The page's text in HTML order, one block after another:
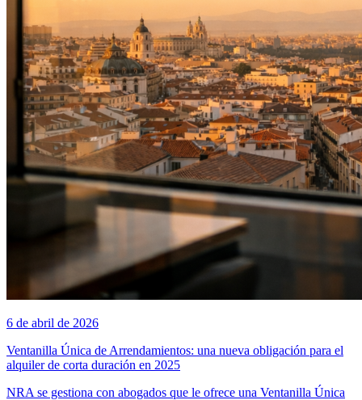
6 de abril de 2026
Ventanilla Única de Arrendamientos: una nueva obligación para el
alquiler de corta duración en 2025
NRA se gestiona con abogados que le ofrece una Ventanilla Única